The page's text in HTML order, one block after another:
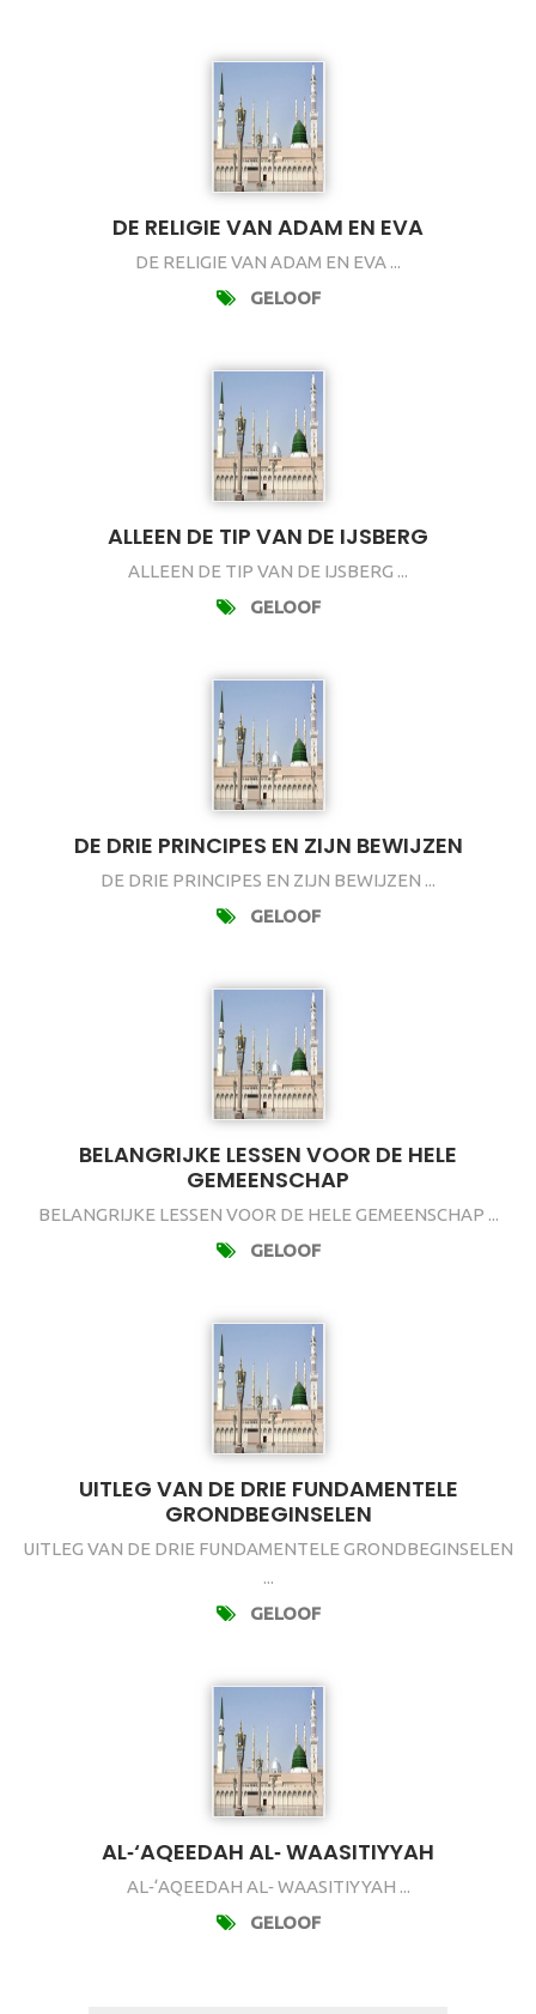
DE RELIGIE VAN ADAM EN EVA
DE RELIGIE VAN ADAM EN EVA ...
GELOOF
ALLEEN DE TIP VAN DE IJSBERG
ALLEEN DE TIP VAN DE IJSBERG ...
GELOOF
DE DRIE PRINCIPES EN ZIJN BEWIJZEN
DE DRIE PRINCIPES EN ZIJN BEWIJZEN ...
GELOOF
BELANGRIJKE LESSEN VOOR DE HELE
GEMEENSCHAP
BELANGRIJKE LESSEN VOOR DE HELE GEMEENSCHAP ...
GELOOF
UITLEG VAN DE DRIE FUNDAMENTELE
GRONDBEGINSELEN
UITLEG VAN DE DRIE FUNDAMENTELE GRONDBEGINSELEN
...
GELOOF
AL‐‘AQEEDAH AL‐ WAASITIYYAH
AL‐‘AQEEDAH AL‐ WAASITIYYAH ...
GELOOF